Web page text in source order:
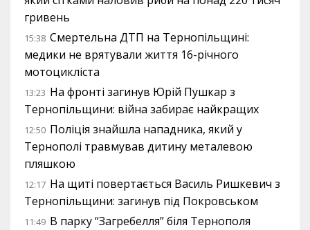
гривень
15:38 Смертельна ДТП на Тернопільщині:
медики не врятували життя 16-річного
мотоцикліста
13:23 На фронті загинув Юрій Пушкар з
Тернопільщини: війна забирає найкращих
12:50 Поліція знайшла нападника, який у
Тернополі травмував дитину металевою
пляшкою
12:17 На щиті повертається Василь Ришкевич з
Тернопільщини: загинув під Покровськом
11:49 В парку “Загребелля” біля Тернополя